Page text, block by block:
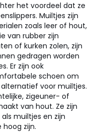
het voordeel dat ze
Muiltjes zijn
zoals leer of hout,
van rubber zijn
of kurken zolen, zijn
gedragen worden
Er zijn ook
schoen om
voor muiltjes.
zigeuner- of
van hout. Ze zijn
muiltjes en zijn
zijn.